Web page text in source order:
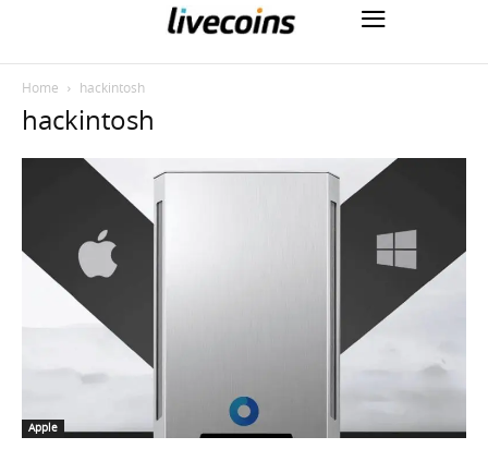
Home hackintosh
hackintosh
Apple